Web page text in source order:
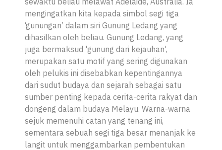
mengingatkan kita kepada simbol segi tiga
‘gunungan’ dalam siri Gunung Ledang yang
dihasilkan oleh beliau. Gunung Ledang, yang
juga bermaksud 'gunung dari kejauhan',
merupakan satu motif yang sering digunakan
oleh pelukis ini disebabkan kepentingannya
dari sudut budaya dan sejarah sebagai satu
sumber penting kepada cerita-cerita rakyat dan
dongeng dalam budaya Melayu. Warna-warna
sejuk memenuhi catan yang tenang ini,
sementara sebuah segi tiga besar menanjak ke
langit untuk menggambarkan pembentukan